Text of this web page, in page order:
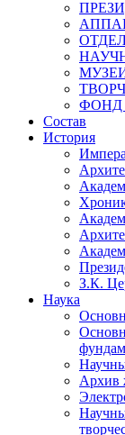
ФОНД
Состав
История
З.К.
Наука
Архив